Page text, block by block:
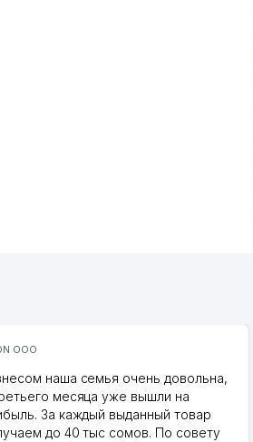
ООО
наша семья очень довольна,
месяца уже вышли на
За каждый выданный товар
до 40 тыс сомов. По совету